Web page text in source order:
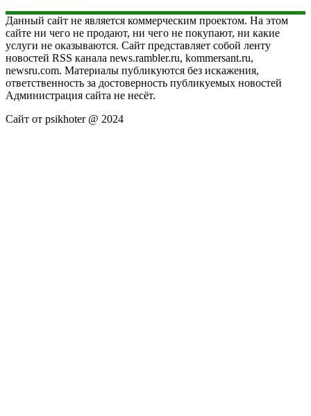
Данный сайт не является коммерческим проектом. На этом
сайте ни чего не продают, ни чего не покупают, ни какие
услуги не оказываются. Сайт представляет собой ленту
новостей RSS канала news.rambler.ru, kommersant.ru,
newsru.com. Материалы публикуются без искажения,
ответственность за достоверность публикуемых новостей
Администрация сайта не несёт.
Сайт от psikhoter @ 2024